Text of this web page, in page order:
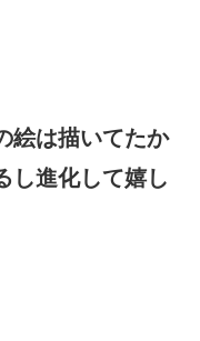
絵は描いてたか
し進化して嬉し